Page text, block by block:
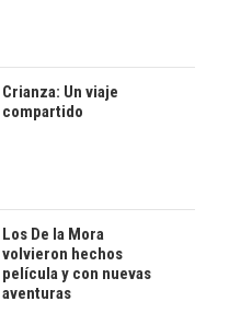
Crianza: Un viaje
compartido
Los De la Mora
volvieron hechos
película y con nuevas
aventuras